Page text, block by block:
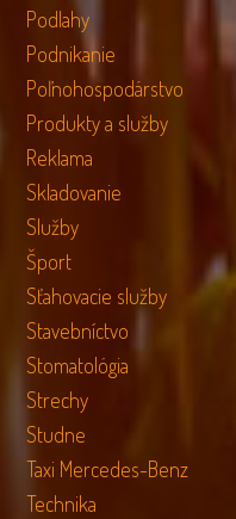
Podlahy
Podnikanie
Poľnohospodárstvo
Produkty a služby
Reklama
Skladovanie
Služby
Šport
Sťahovacie služby
Stavebníctvo
Stomatológia
Strechy
Studne
Taxi Mercedes-Benz
Technika